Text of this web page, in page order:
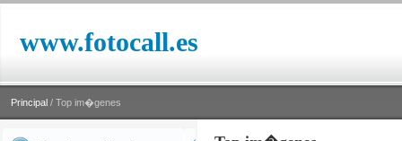
www.fotocall.es
Principal / Top im�genes